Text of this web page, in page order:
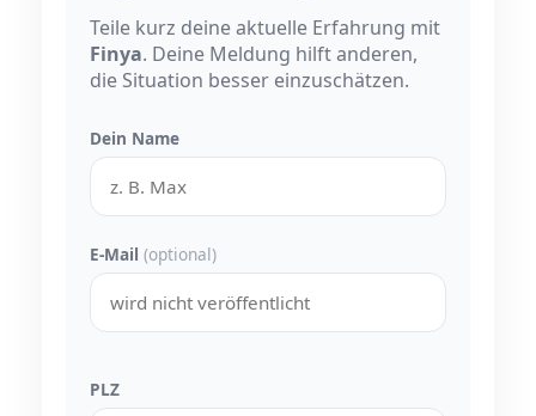
Teile kurz deine aktuelle Erfahrung mit
Finya. Deine Meldung hilft anderen,
die Situation besser einzuschätzen.
Dein Name
E-Mail (optional)
PLZ